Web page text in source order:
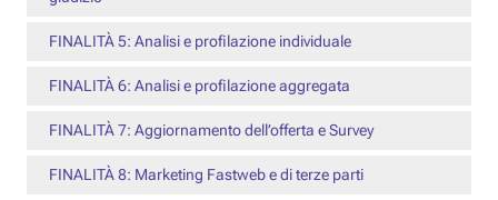
FINALITÀ 5: Analisi e profilazione individuale
FINALITÀ 6: Analisi e profilazione aggregata
FINALITÀ 7: Aggiornamento dell’offerta e Survey
FINALITÀ 8: Marketing Fastweb e di terze parti